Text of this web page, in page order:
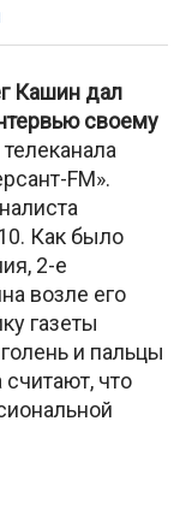
Кашин дал
своему
FM».
Как было
2-е
возле его
газеты
и пальцы
что